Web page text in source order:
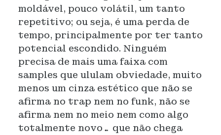
moldável, pouco volátil, um tanto
repetitivo; ou seja, é uma perda de
tempo, principalmente por ter tanto
potencial escondido. Ninguém
precisa de mais uma faixa com
samples que ululam obviedade, muito
menos um cinza estético que não se
afirma no trap nem no funk, não se
afirma nem no meio nem como algo
totalmente novo… que não chega